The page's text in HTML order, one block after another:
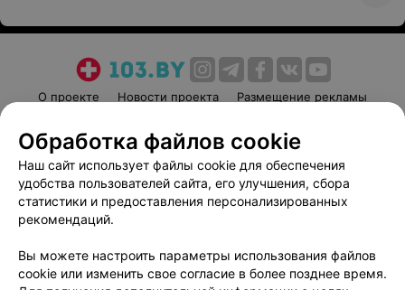
О проекте Новости проекта
Размещение рекламы
Пользовательское соглашение
Способы оплаты
Вакансии
Партнеры
Написать руководителю 103.by
Обработка персональных данных
Обработка файлов cookie
Наш сайт использует файлы cookie для обеспечения
удобства пользователей сайта, его улучшения, сбора
статистики и предоставления персонализированных
рекомендаций.
Вы можете настроить параметры использования файлов
cookie или изменить свое согласие в более позднее время.